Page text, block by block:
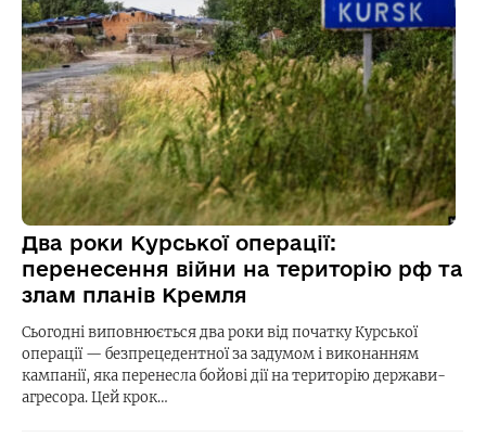
Два роки Курської операції:
перенесення війни на територію рф та
злам планів Кремля
Сьогодні виповнюється два роки від початку Курської
операції — безпрецедентної за задумом і виконанням
кампанії, яка перенесла бойові дії на територію держави-
агресора. Цей крок…